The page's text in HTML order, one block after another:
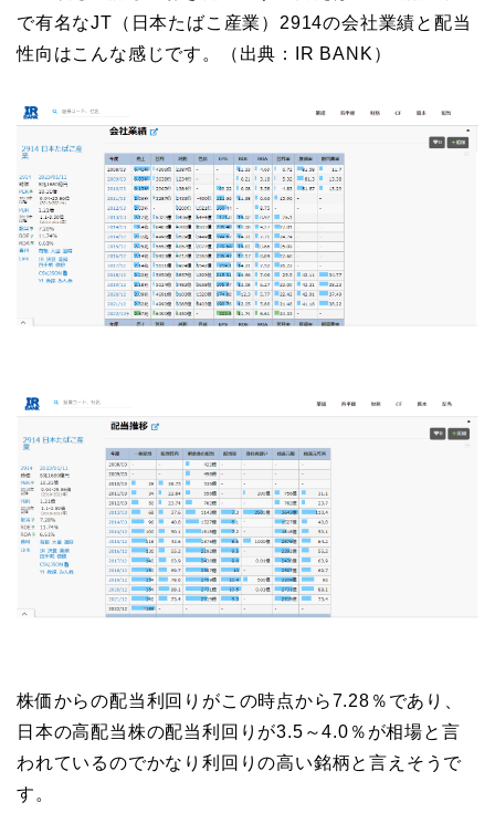
で有名なJT（日本たばこ産業）2914の会社業績と配当
性向はこんな感じです。（出典：IR BANK）
株価からの配当利回りがこの時点から7.28％であり、
日本の高配当株の配当利回りが3.5～4.0％が相場と言
われているのでかなり利回りの高い銘柄と言えそうで
す。